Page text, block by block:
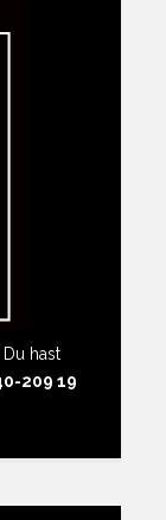
Du hast
209 19